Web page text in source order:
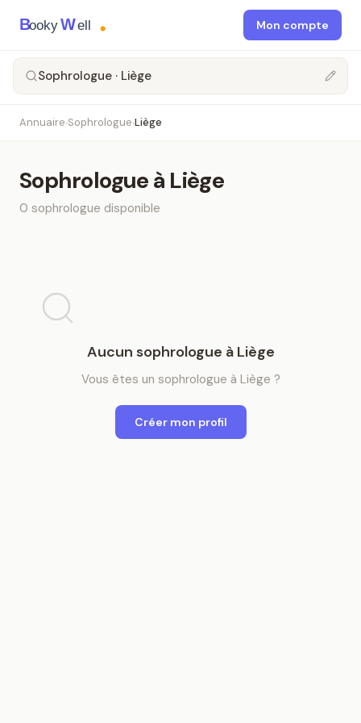
BookyWell Mon compte
Sophrologue · Liège
Annuaire›Sophrologue›Liège
Sophrologueà Liège
0 sophrologue disponible
Aucun sophrologue à Liège
Vous êtes un sophrologue à Liège ?
Créer mon profil